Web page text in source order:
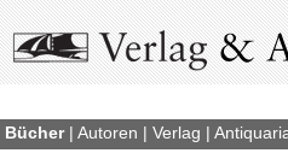
Bücher| Autoren | Verlag |